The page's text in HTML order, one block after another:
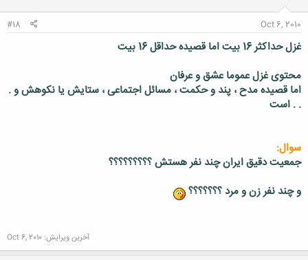
Oct 6, 2010
#18
غزل حداکثر 16 بیت اما قصیده حداقل 16 بیت
محتوی غزل عموما عشق و عرفان
اما قصیده مدح ، پند و حکمت ، مسائل اجتماعی ، ستایش یا نکوهش و .
. . است
سوال:
جمعیت دقیق ایران چند نفر هستش ؟؟؟؟؟؟؟؟؟
و چند نفر زن و مرد ؟؟؟؟؟؟؟
آخرین ویرایش: Oct 6, 2010